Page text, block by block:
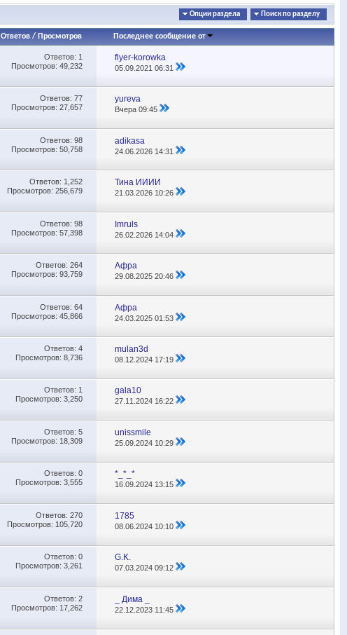
Опции раздела Поиск по разделу
Ответов/ Просмотров Последнее сообщение от
Ответов: 1
Просмотров: 49,232
flyer-korowka
05.09.202106:31
Ответов: 77
Просмотров: 27,657
yureva
Вчера09:45
Ответов: 98
Просмотров: 50,758
adikasa
24.06.2026 14:31
Ответов: 1,252
Просмотров: 256,679
Тина ИИИИ
21.03.2026 10:26
Ответов: 98
Просмотров: 57,398
Imruls
26.02.2026 14:04
Ответов: 264
Просмотров: 93,759
Афра
29.08.202520:46
Ответов: 64
Просмотров: 45,866
Афра
24.03.202501:53
Ответов: 4
Просмотров: 8,736
mulan3d
08.12.2024 17:19
Ответов: 1
Просмотров: 3,250
gala10
27.11.202416:22
Ответов: 5
Просмотров: 18,309
unissmile
25.09.2024 10:29
Ответов: 0
Просмотров: 3,555
*_*_*
16.09.202413:15
Ответов: 270
Просмотров: 105,720
1785
08.06.2024 10:10
Ответов: 0
Просмотров: 3,261
G.K.
07.03.202409:12
Ответов: 2
Просмотров: 17,262
_ Дима _
22.12.2023 11:45